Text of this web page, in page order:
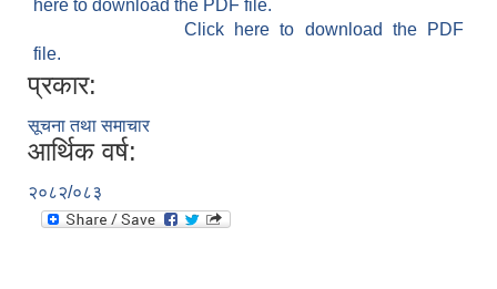
here to download the PDF file.
Click here to download the PDF
file.
प्रकार:
सूचना तथा समाचार
आर्थिक वर्ष:
२०८२/०८३